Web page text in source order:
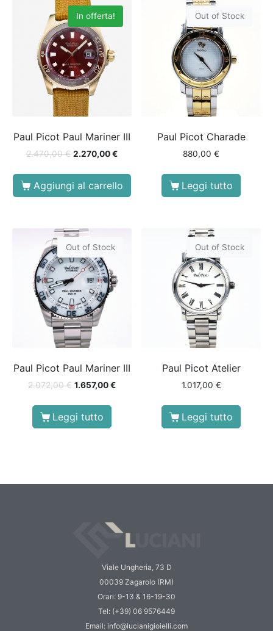
In offerta!
Paul Picot Paul Mariner III
2.470,00€ 2.270,00€
Aggiungi al carrello
Out of Stock
Paul Picot Charade
880,00€
Leggi tutto
Out of Stock
Paul Picot Paul Mariner III
2.072,00€ 1.657,00€
Leggi tutto
Out of Stock
Paul Picot Atelier
1.017,00 €
Leggi tutto
Viale Ungheria, 73 D
00039 Zagarolo (RM)
Orari: 9-13 & 16-19-30
Tel: (+39) 06 9576449
Email: info@lucianigioielli.com